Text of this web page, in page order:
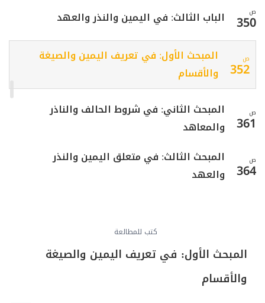
كتب للمطالعة
المبحث الأول: في تعريف اليمين والصيغة
والأقسام
ص
350 الباب الثالث: في اليمين والنذر والعهد
ص
352
المبحث الأول: في تعريف اليمين والصيغة
والأقسام
ص
361
المبحث الثاني: في شروط الحالف والناذر
والمعاهد
ص
364
المبحث الثالث: في متعلق اليمين والنذر
والعهد
374 الباب الرابع: في الكفّارات
376 المبحث الأول: في موجبات الكفارة وخصالها